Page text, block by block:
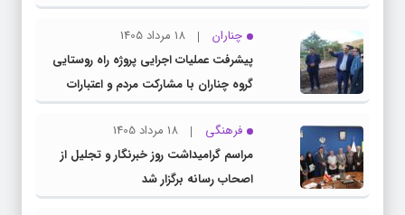
اطلاع‌رسانی شفاف
چناران
18 مرداد 1405
پیشرفت عملیات اجرایی پروژه راه روستایی
گروه چناران با مشارکت مردم و اعتبارات
دولتی
فرهنگی
18 مرداد 1405
مراسم گرامیداشت روز خبرنگار و تجلیل از
اصحاب رسانه برگزار شد